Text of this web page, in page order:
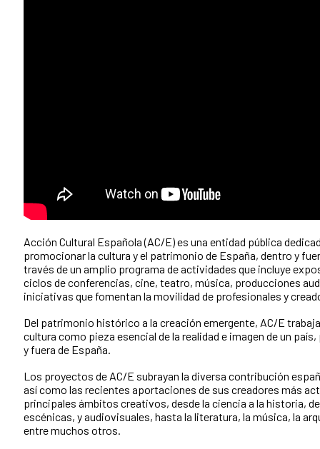
Acción Cultural Española (AC/E) es una entidad pública
promocionar la cultura y el patrimonio de España, dentro y
través de un amplio programa de actividades que incluye
ciclos de conferencias, cine, teatro, música, producciones
iniciativas que fomentan la movilidad de profesionales y
Del patrimonio histórico a la creación emergente, AC/E
cultura como pieza esencial de la realidad e imagen de un
y fuera de España.
Los proyectos de AC/E subrayan la diversa contribución
así como las recientes aportaciones de sus creadores más
principales ámbitos creativos, desde la ciencia a la historia,
escénicas, y audiovisuales, hasta la literatura, la música, la
entre muchos otros.